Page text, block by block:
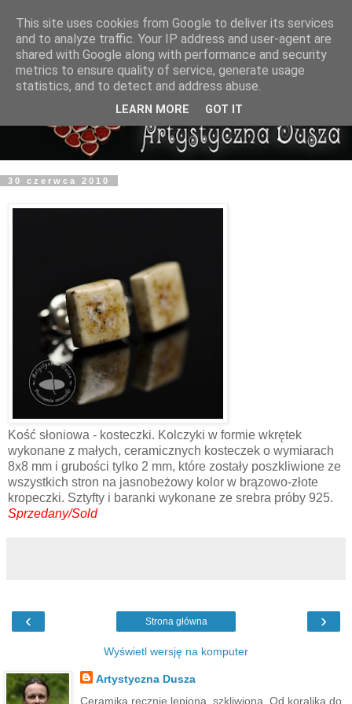
30 czerwca 2010
Kość słoniowa - kosteczki. Kolczyki w formie wkrętek
wykonane z małych, ceramicznych kosteczek o wymiarach
8x8 mm i grubości tylko 2 mm, które zostały poszkliwione ze
wszystkich stron na jasnobeżowy kolor w brązowo-złote
kropeczki. Sztyfty i baranki wykonane ze srebra próby 925.
Sprzedany/Sold
‹ ›
Strona główna
Wyświetl wersję na komputer
Artystyczna Dusza
Ceramika ręcznie lepiona, szkliwiona. Od koralika do
This site uses cookies from Google to deliver its services
and to analyze traffic. Your IP address and user-agent are
shared with Google along with performance and security
metrics to ensure quality of service, generate usage
statistics, and to detect and address abuse.
LEARN MORE GOT IT